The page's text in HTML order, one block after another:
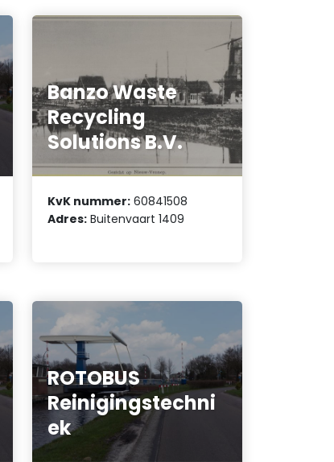
Banzo Waste
Recycling
Solutions B.V.
KvK nummer: 60841508
Adres: Buitenvaart 1409
ROTOBUS
Reinigingstechni
ek